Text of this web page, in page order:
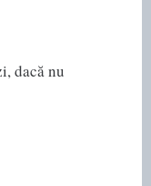
dacă nu